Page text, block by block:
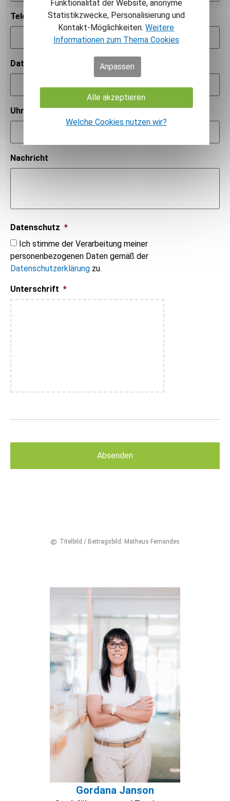
Telefonnummer *
Datum
Uhrzeit *
Nachricht
Datenschutz *
Ich stimme der Verarbeitung meiner
personenbezogenen Daten gemäß der
Datenschutzerklärung zu.
Unterschrift *
Titelbild / Beitragsbild: Matheus Fernandes
Gordana Janson
Funktionalität der Website, anonyme
Statistikzwecke, Personalisierung und
Kontakt-Möglichkeiten.Weitere
Informationen zum Thema Cookies
Anpassen
Alle akzeptieren
Welche Cookies nutzen wir?